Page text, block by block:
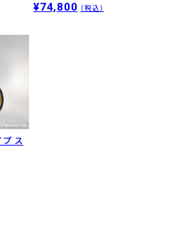
¥74,800 （税込）
ス